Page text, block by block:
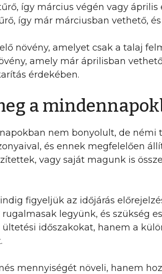
így március végén vagy
így már márciusban vethető,
növény, amelyet csak a talaj
amely már áprilisban
érdekében.
a
nem bonyolult, de némi
és ennek megfelelően
vagy saját magunk is
figyeljük az időjárás
legyünk, és szükség
időszakokat, hanem a
mennyiségét növeli, hanem